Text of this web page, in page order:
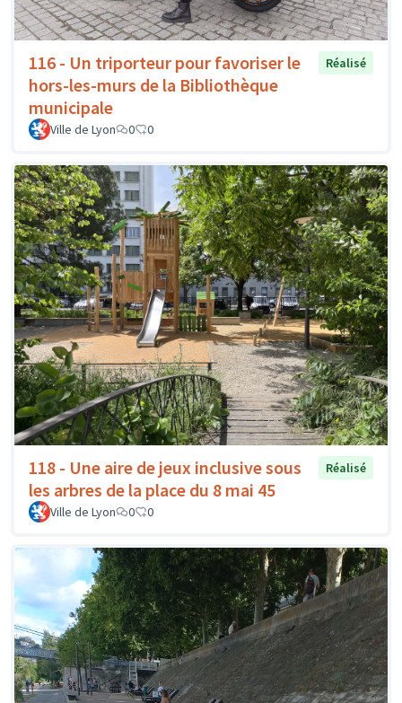
116 - Un triporteur pour favoriser le
hors-les-murs de la Bibliothèque
municipale
Réalisé
Ville de Lyon 0 0
118 - Une aire de jeux inclusive sous
les arbres de la place du 8 mai 45
Réalisé
Ville de Lyon 0 0